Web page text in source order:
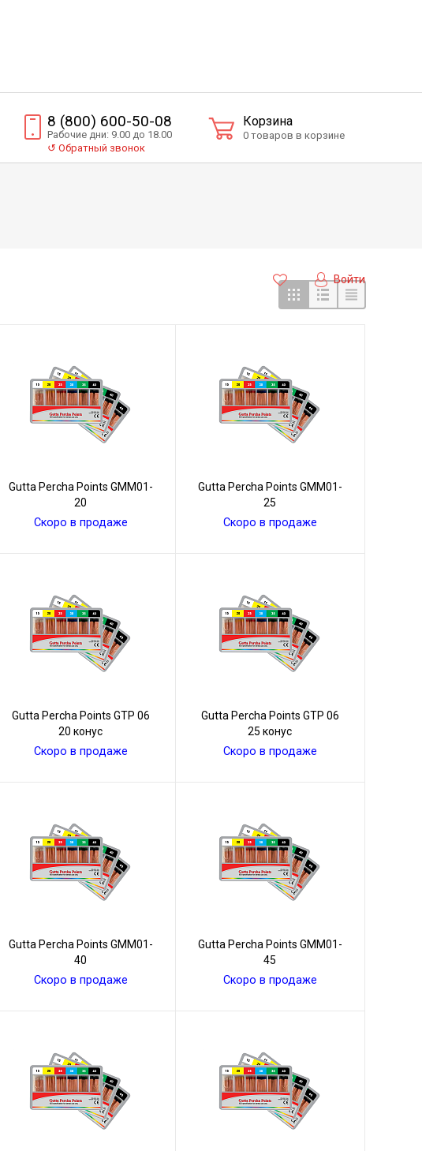
Войти
8 (800) 600-50-08
Рабочие дни: 9.00 до 18.00
↺ Обратный звонок
Корзина
0 товаров в корзине
Gutta Percha Points GMM01-
20
Скоро в продаже
Gutta Percha Points GMM01-
25
Скоро в продаже
Gutta Percha Points GТР 06
20 конус
Скоро в продаже
Gutta Percha Points GТР 06
25 конус
Скоро в продаже
Gutta Percha Points GMM01-
40
Скоро в продаже
Gutta Percha Points GMM01-
45
Скоро в продаже